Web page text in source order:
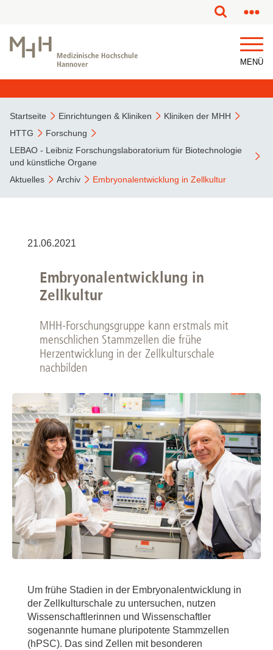
MENÜ
Startseite Einrichtungen & Kliniken
Kliniken der MHH
HTTG
Forschung
LEBAO - Leibniz Forschungslaboratorium für Biotechnologie
und künstliche Organe
Aktuelles
Archiv Embryonalentwicklung in Zellkultur
21.06.2021
Embryonalentwicklung in
Zellkultur
MHH-Forschungsgruppe kann erstmals mit
menschlichen Stammzellen die frühe
Herzentwicklung in der Zellkulturschale
nachbilden
Um frühe Stadien in der Embryonalentwicklung in
der Zellkulturschale zu untersuchen, nutzen
Wissenschaftlerinnen und Wissenschaftler
sogenannte humane pluripotente Stammzellen
(hPSC). Das sind Zellen mit besonderen